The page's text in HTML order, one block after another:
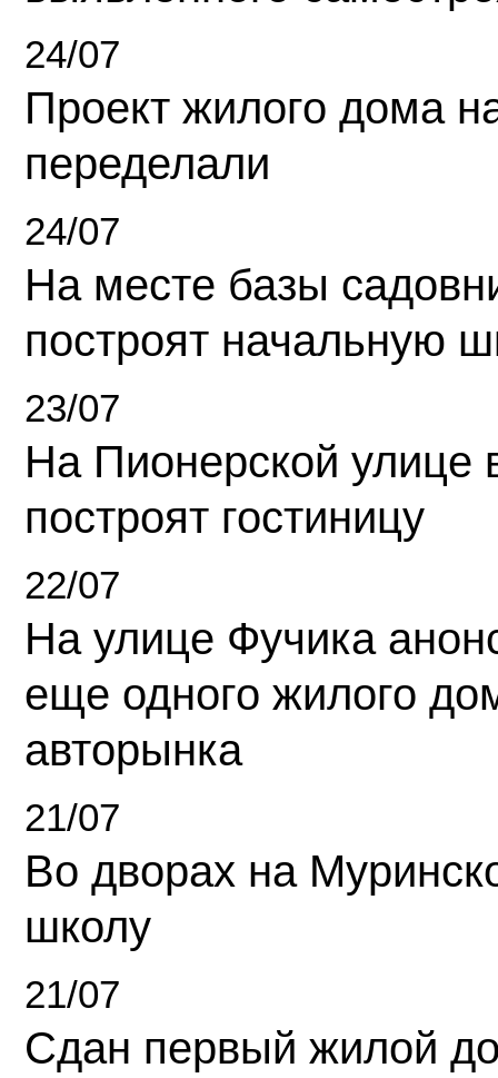
24/07
Проект жилого дома
переделали
24/07
На месте базы
построят начальную
23/07
На Пионерской улице
построят гостиницу
22/07
На улице Фучика
еще одного жилого
авторынка
21/07
Во дворах на
школу
21/07
Сдан первый жилой